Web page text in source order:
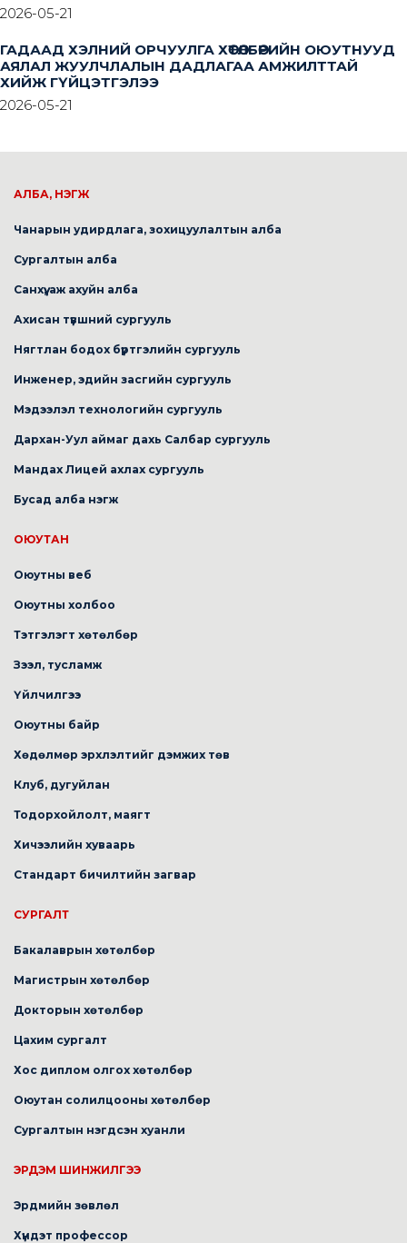
2026-05-21
ГАДААД ХЭЛНИЙ ОРЧУУЛГА ХӨТӨЛБӨРИЙН ОЮУТНУУД
АЯЛАЛ ЖУУЛЧЛАЛЫН ДАДЛАГАА АМЖИЛТТАЙ
ХИЙЖ ГҮЙЦЭТГЭЛЭЭ
2026-05-21
АЛБА, НЭГЖ
Чанарын удирдлага, зохицуулалтын алба
Сургалтын алба
Санхүү, аж ахуйн алба
Ахисан түвшний сургууль
Нягтлан бодох бүртгэлийн сургууль
Инженер, эдийн засгийн сургууль
Мэдээлэл технологийн сургууль
Дархан-Уул аймаг дахь Салбар сургууль
Мандах Лицей ахлах сургууль
Бусад алба нэгж
ОЮУТАН
Оюутны веб
Оюутны холбоо
Тэтгэлэгт хөтөлбөр
Зээл, тусламж
Үйлчилгээ
Оюутны байр
Хөдөлмөр эрхлэлтийг дэмжих төв
Клуб, дугуйлан
Тодорхойлолт, маягт
Хичээлийн хуваарь
Стандарт бичилтийн загвар
СУРГАЛТ
Бакалаврын хөтөлбөр
Магистрын хөтөлбөр
Докторын хөтөлбөр
Цахим сургалт
Хос диплом олгох хөтөлбөр
Оюутан солилцооны хөтөлбөр
Сургалтын нэгдсэн хуанли
ЭРДЭМ ШИНЖИЛГЭЭ
Эрдмийн зөвлөл
Хүндэт профессор